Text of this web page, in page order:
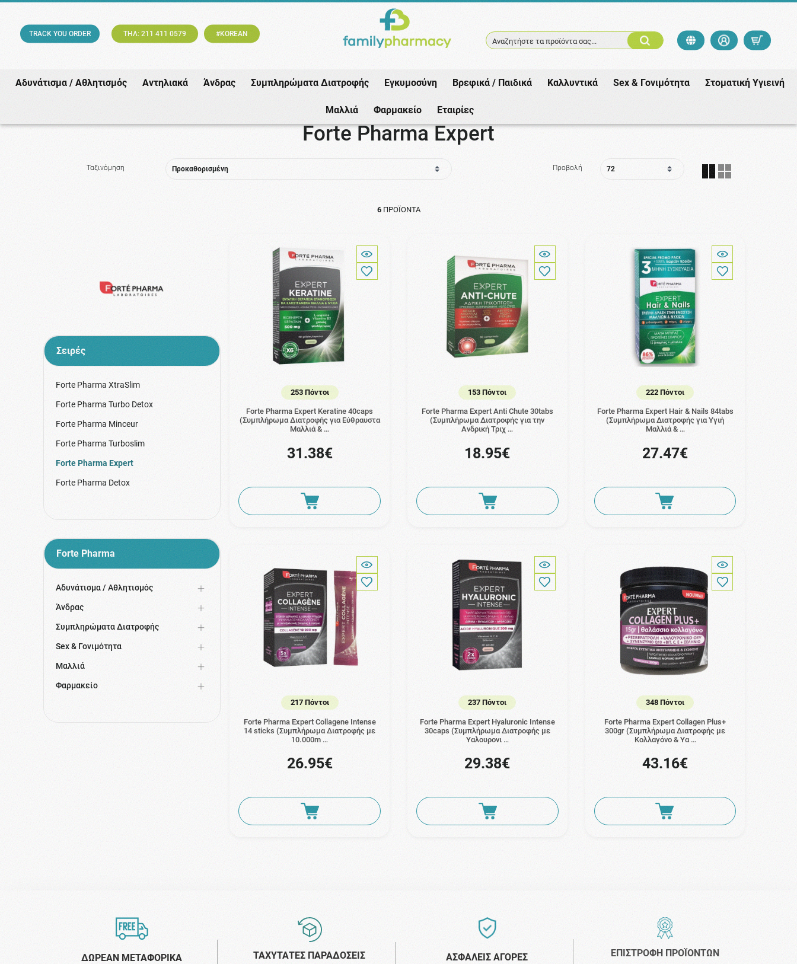
TRACK YOU ORDER ΤΗΛ: 211 411 0579 #KOREAN
Αναζητήστε τα προϊόντα σας...
Αδυνάτισμα / Αθλητισμός Αντηλιακά Άνδρας Συμπληρώματα Διατροφής Εγκυμοσύνη Βρεφικά / Παιδικά Καλλυντικά Sex & Γονιμότητα Στοματική Υγιεινή
Μαλλιά Φαρμακείο Εταιρίες
/ Εταιρίες Forte Pharma Forte Pharma Expert
Forte Pharma Expert
Ταξινόμηση Προβολή
6ΠΡΟΪΌΝΤΑ
Σειρές
Forte Pharma XtraSlim
Forte Pharma Turbo Detox
Forte Pharma Minceur
Forte Pharma Turboslim
Forte Pharma Expert
Forte Pharma Detox
Forte Pharma
Αδυνάτισμα / Αθλητισμός
Άνδρας
Συμπληρώματα Διατροφής
Sex & Γονιμότητα
Μαλλιά
Φαρμακείο
253 Πόντοι
Forte Pharma Expert Keratine 40caps
(Συμπλήρωμα Διατροφής για Εύθραυστα
Μαλλιά & …
31.38€
153 Πόντοι
Forte Pharma Expert Anti Chute 30tabs
(Συμπλήρωμα Διατροφής για την
Ανδρική Τριχ …
18.95€
222 Πόντοι
Forte Pharma Expert Hair & Nails 84tabs
(Συμπλήρωμα Διατροφής για Υγιή
Μαλλιά & …
27.47€
217 Πόντοι
Forte Pharma Expert Collagene Intense
14 sticks (Συμπλήρωμα Διατροφής με
10.000m …
26.95€
237 Πόντοι
Forte Pharma Expert Hyaluronic Intense
30caps (Συμπλήρωμα Διατροφής με
Υαλουρονι …
29.38€
348 Πόντοι
Forte Pharma Expert Collagen Plus+
300gr (Συμπλήρωμα Διατροφής με
Κολλαγόνο & Υα …
43.16€
ΔΩΡΕΑΝ ΜΕΤΑΦΟΡΙΚΑ ΤΑΧΥΤΑΤΕΣ ΠΑΡΑΔΟΣΕΙΣ AΣΦΑΛΕΙΣ ΑΓΟΡΕΣ ΕΠΙΣΤΡΟΦΗ ΠΡΟΪΟΝΤΩΝ